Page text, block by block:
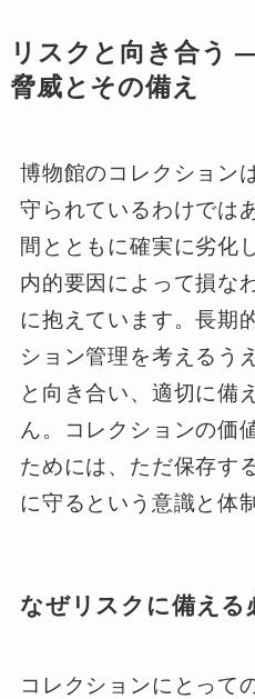
リスクと向き合う
脅威とその備え
博物館のコレクション
守られているわけでは
間とともに確実に劣化
内的要因によって損な
に抱えています。長期
ション管理を考えるう
と向き合い、適切に備
ん。コレクションの価
ためには、ただ保存す
に守るという意識と体
なぜリスクに備える
コレクションにとって